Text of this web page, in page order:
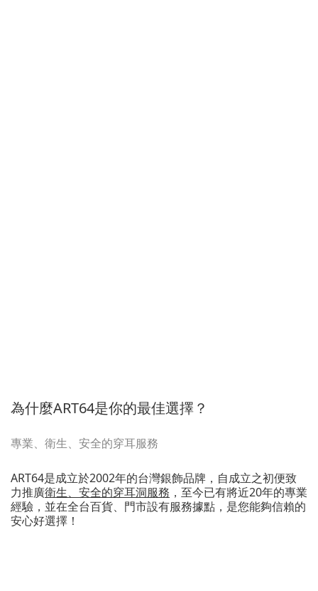
為什麼ART64是你的最佳選擇？
專業、衛生、安全的穿耳服務
ART64是成立於2002年的台灣銀飾品牌，自成立之初便致
力推廣衛生、安全的穿耳洞服務 ，至今已有將近20年的專業
經驗，並在全台百貨、門市設有服務據點，是您能夠信賴的
安心好選擇！